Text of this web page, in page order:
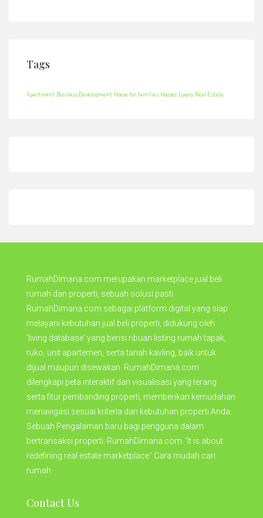
Tags
Apartment Business Development House for families Houzez Luxury Real Estate
RumahDimana.com merupakan marketplace jual beli
rumah dan properti, sebuah solusi pasti.
RumahDimana.com sebagai platform digital yang siap
melayani kebutuhan jual beli properti, didukung oleh
'living database' yang berisi ribuan listing rumah tapak,
ruko, unit apartemen, serta tanah kavling, baik untuk
dijual maupun disewakan. RumahDimana.com
dilengkapi peta interaktif dan visualisasi yang terang
serta fitur pembanding properti, memberikan kemudahan
menavigasi sesuai kriteria dan kebutuhan properti Anda.
Sebuah Pengalaman baru bagi pengguna dalam
bertransaksi properti. RumahDimana.com. 'It is about
redefining real estate marketplace.' Cara mudah cari
rumah
Contact Us